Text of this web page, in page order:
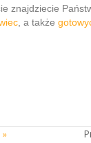
znajdziecie
, a także
»